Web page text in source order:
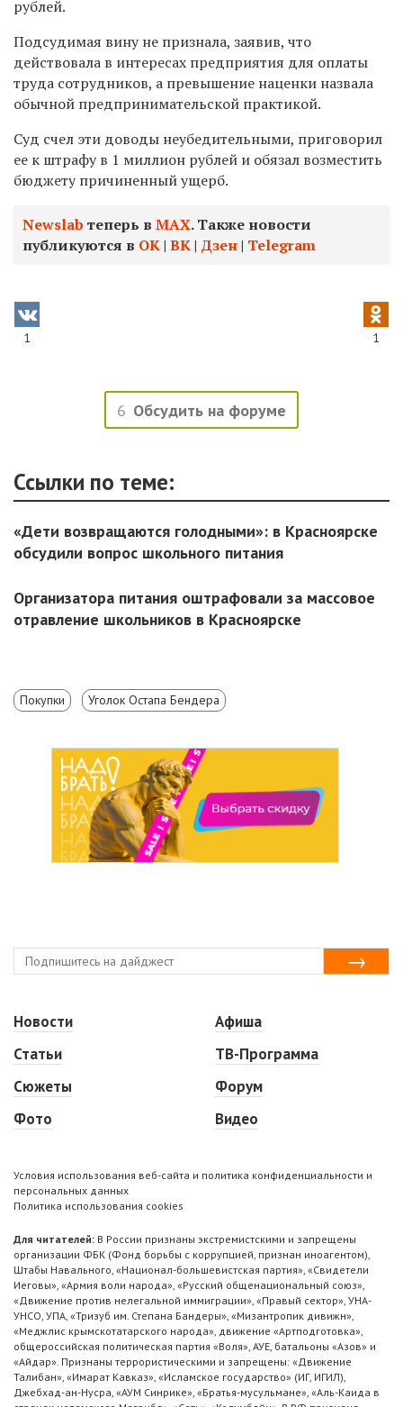
рублей.
Подсудимая вину не признала, заявив, что
действовала в интересах предприятия для оплаты
труда сотрудников, а превышение наценки назвала
обычной предпринимательской практикой.
Суд счел эти доводы неубедительными, приговорил
ее к штрафу в 1 миллион рублей и обязал возместить
бюджету причиненный ущерб.
Newslab теперь в МАХ. Также новости
публикуются в ОК| ВК| Дзен| Telegram
1 1
6 Обсудить на форуме
Ссылки по теме:
«Дети возвращаются голодными»: в Красноярске
обсудили вопрос школьного питания
Организатора питания оштрафовали за массовое
отравление школьников в Красноярске
Покупки Уголок Остапа Бендера
Новости
Статьи
Сюжеты
Фото
Афиша
ТВ-Программа
Форум
Видео
Условия использования веб-сайта и политика конфиденциальности и
персональных данных
Политика использования cookies
Для читателей: В России признаны экстремистскими и запрещены
организации ФБК (Фонд борьбы с коррупцией, признан иноагентом),
Штабы Навального, «Национал-большевистская партия», «Свидетели
Иеговы», «Армия воли народа», «Русский общенациональный союз»,
«Движение против нелегальной иммиграции», «Правый сектор», УНА-
УНСО, УПА, «Тризуб им. Степана Бандеры», «Мизантропик дивижн»,
«Меджлис крымскотатарского народа», движение «Артподготовка»,
общероссийская политическая партия «Воля», АУЕ, батальоны «Азов» и
«Айдар». Признаны террористическими и запрещены: «Движение
Талибан», «Имарат Кавказ», «Исламское государство» (ИГ, ИГИЛ),
Джебхад-ан-Нусра, «АУМ Синрике», «Братья-мусульмане», «Аль-Каида в